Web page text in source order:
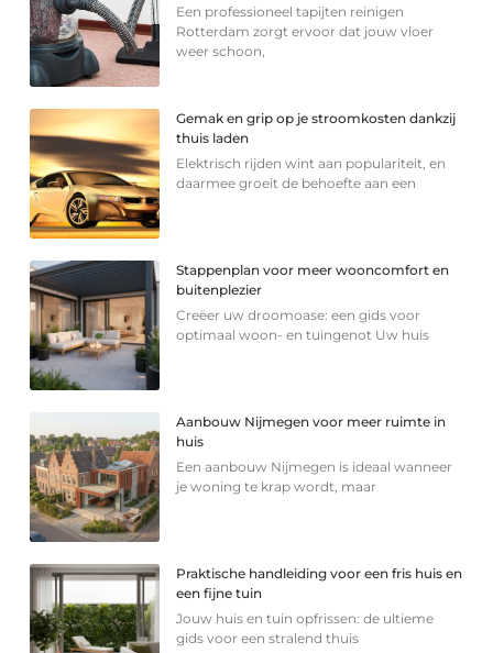
Een professioneel tapijten reinigen
Rotterdam zorgt ervoor dat jouw vloer
weer schoon,
Gemak en grip op je stroomkosten dankzij
thuis laden
Elektrisch rijden wint aan populariteit, en
daarmee groeit de behoefte aan een
Stappenplan voor meer wooncomfort en
buitenplezier
Creëer uw droomoase: een gids voor
optimaal woon- en tuingenot Uw huis
Aanbouw Nijmegen voor meer ruimte in
huis
Een aanbouw Nijmegen is ideaal wanneer
je woning te krap wordt, maar
Praktische handleiding voor een fris huis en
een fijne tuin
Jouw huis en tuin opfrissen: de ultieme
gids voor een stralend thuis